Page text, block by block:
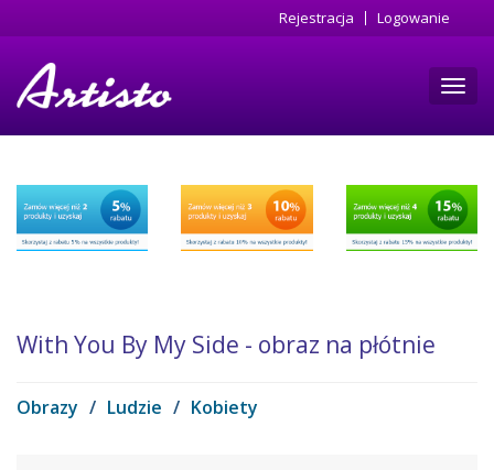
do
Rejestracja Logowanie
With You By My Side - obraz na płótnie
Obrazy / Ludzie / Kobiety